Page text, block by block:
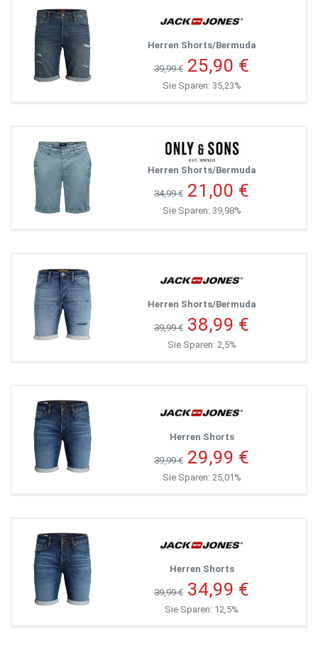
Herren Shorts/Bermuda
39,99 € 25,90 €
Sie Sparen: 35,23%
Herren Shorts/Bermuda
34,99 € 21,00 €
Sie Sparen: 39,98%
Herren Shorts/Bermuda
39,99 € 38,99 €
Sie Sparen: 2,5%
Herren Shorts
39,99 € 29,99 €
Sie Sparen: 25,01%
Herren Shorts
39,99 € 34,99 €
Sie Sparen: 12,5%